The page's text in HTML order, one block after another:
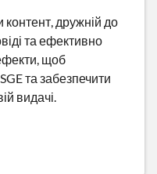
контент, дружній до
та ефективно
щоб
та забезпечити
видачі.